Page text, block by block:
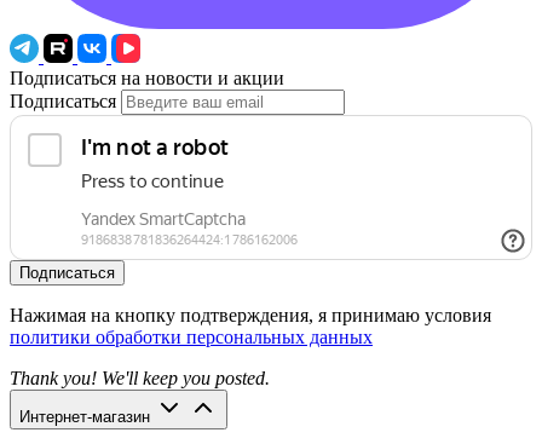
Подписаться на новости и акции
Подписаться
Подписаться
Нажимая на кнопку подтверждения, я принимаю условия
политики обработки персональных данных
Thank you! We'll keep you posted.
Интернет-магазин